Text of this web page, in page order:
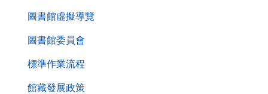
覽
列
圖書館虛擬導覽
圖書館委員會
標準作業流程
館藏發展政策